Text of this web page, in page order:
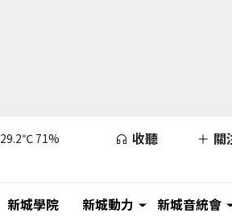
29.2℃ 71% 收聽 關
新城學院 新城動力 新城音統會